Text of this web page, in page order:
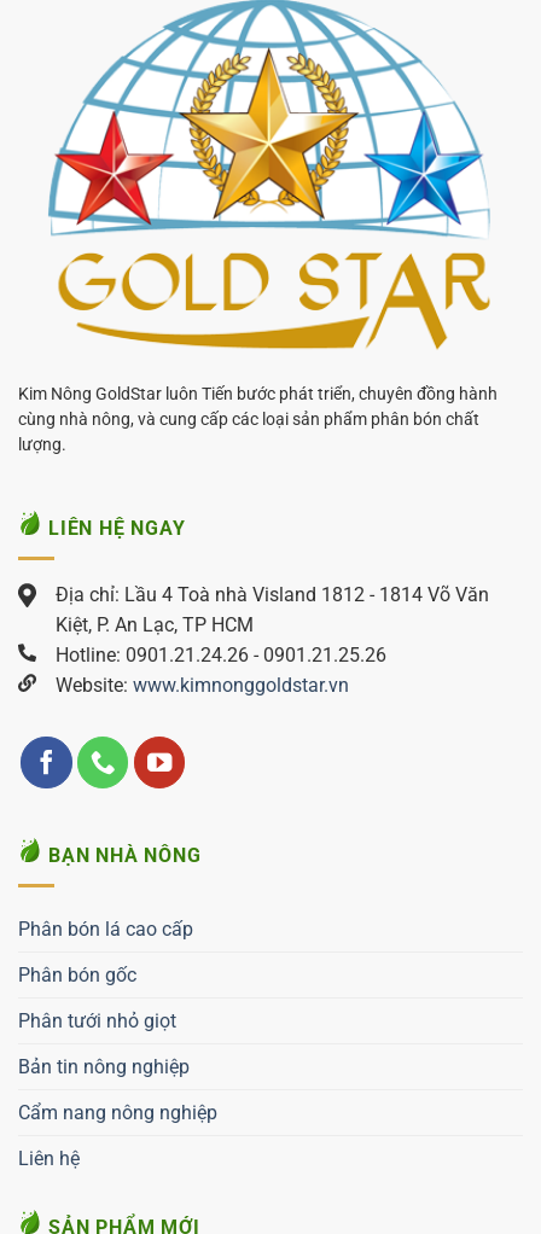
Kim Nông GoldStar luôn Tiến bước phát triển, chuyên đồng hành
cùng nhà nông, và cung cấp các loại sản phẩm phân bón chất
lượng.
LIÊN HỆ NGAY
Địa chỉ: Lầu 4 Toà nhà Visland 1812 - 1814 Võ Văn
Kiệt, P. An Lạc, TP HCM
Hotline: 0901.21.24.26 - 0901.21.25.26
Website: www.kimnonggoldstar.vn
BẠN NHÀ NÔNG
Phân bón lá cao cấp
Phân bón gốc
Phân tưới nhỏ giọt
Bản tin nông nghiệp
Cẩm nang nông nghiệp
Liên hệ
SẢN PHẨM MỚI